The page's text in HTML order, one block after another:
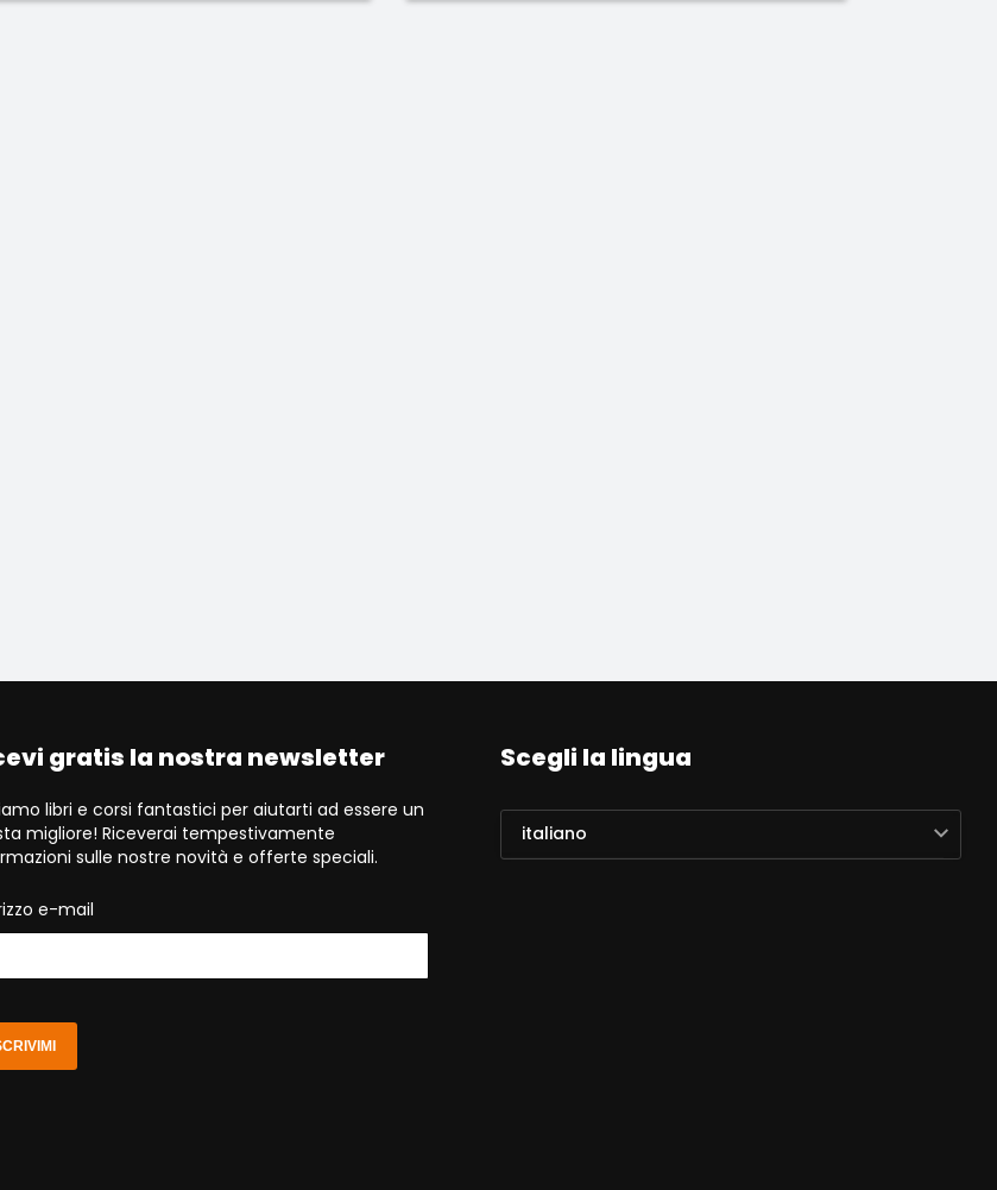
gratis la nostra newsletter
libri e corsi fantastici per aiutarti ad essere un
migliore! Riceverai tempestivamente
sulle nostre novità e offerte speciali.
e-mail
Scegli la lingua
italiano